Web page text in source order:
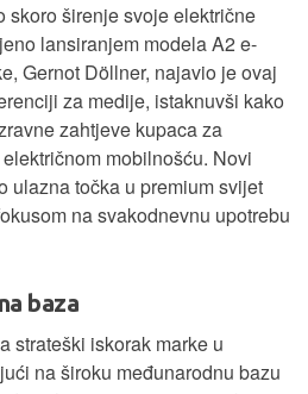
skoro širenje svoje električne
lansiranjem modela A2 e-
Gernot Döllner, najavio je ovaj
za medije, istaknuvši kako
zahtjeve kupaca za
mobilnošću. Novi
ulazna točka u premium svijet
na svakodnevnu upotrebu
baza
strateški iskorak marke u
na široku međunarodnu bazu